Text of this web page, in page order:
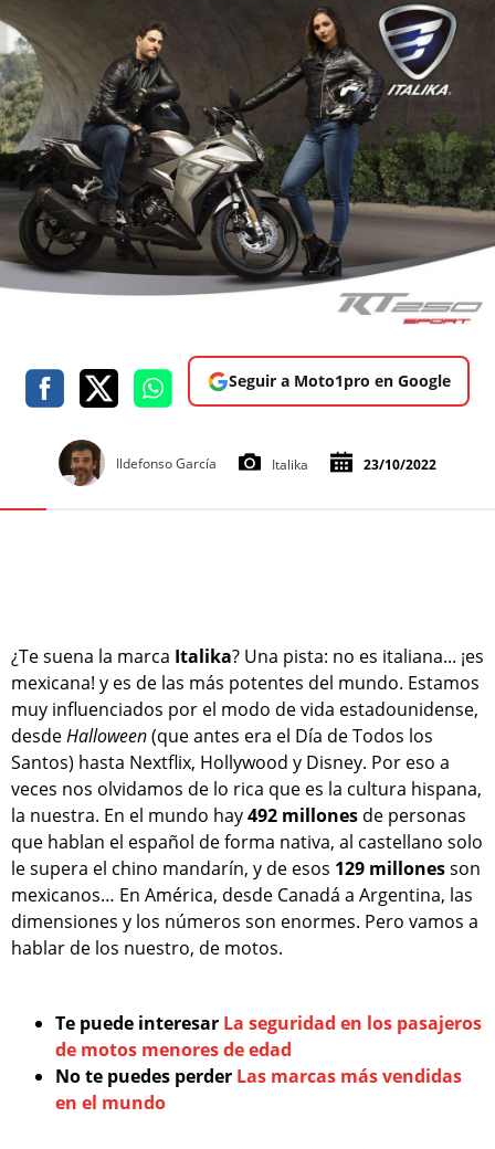
Seguir a Moto1pro en Google
Ildefonso García Italika 23/10/2022
¿Te suena la marca Italika? Una pista: no es italiana... ¡es
mexicana! y es de las más potentes del mundo. Estamos
muy influenciados por el modo de vida estadounidense,
desdeHalloween(que antes era el Día de Todos los
Santos) hasta Nextflix, Hollywood y Disney. Por eso a
veces nos olvidamos de lo rica que es la cultura hispana,
la nuestra. En el mundo hay492 millones de personas
que hablan el español de forma nativa, al castellano solo
le supera el chino mandarín, y de esos 129 millonesson
mexicanos… En América, desde Canadá a Argentina, las
dimensiones y los números son enormes. Pero vamos a
hablar de los nuestro, de motos.
Te puede interesar La seguridad en los pasajeros
de motos menores de edad
No te puedes perder Las marcas más vendidas
en el mundo